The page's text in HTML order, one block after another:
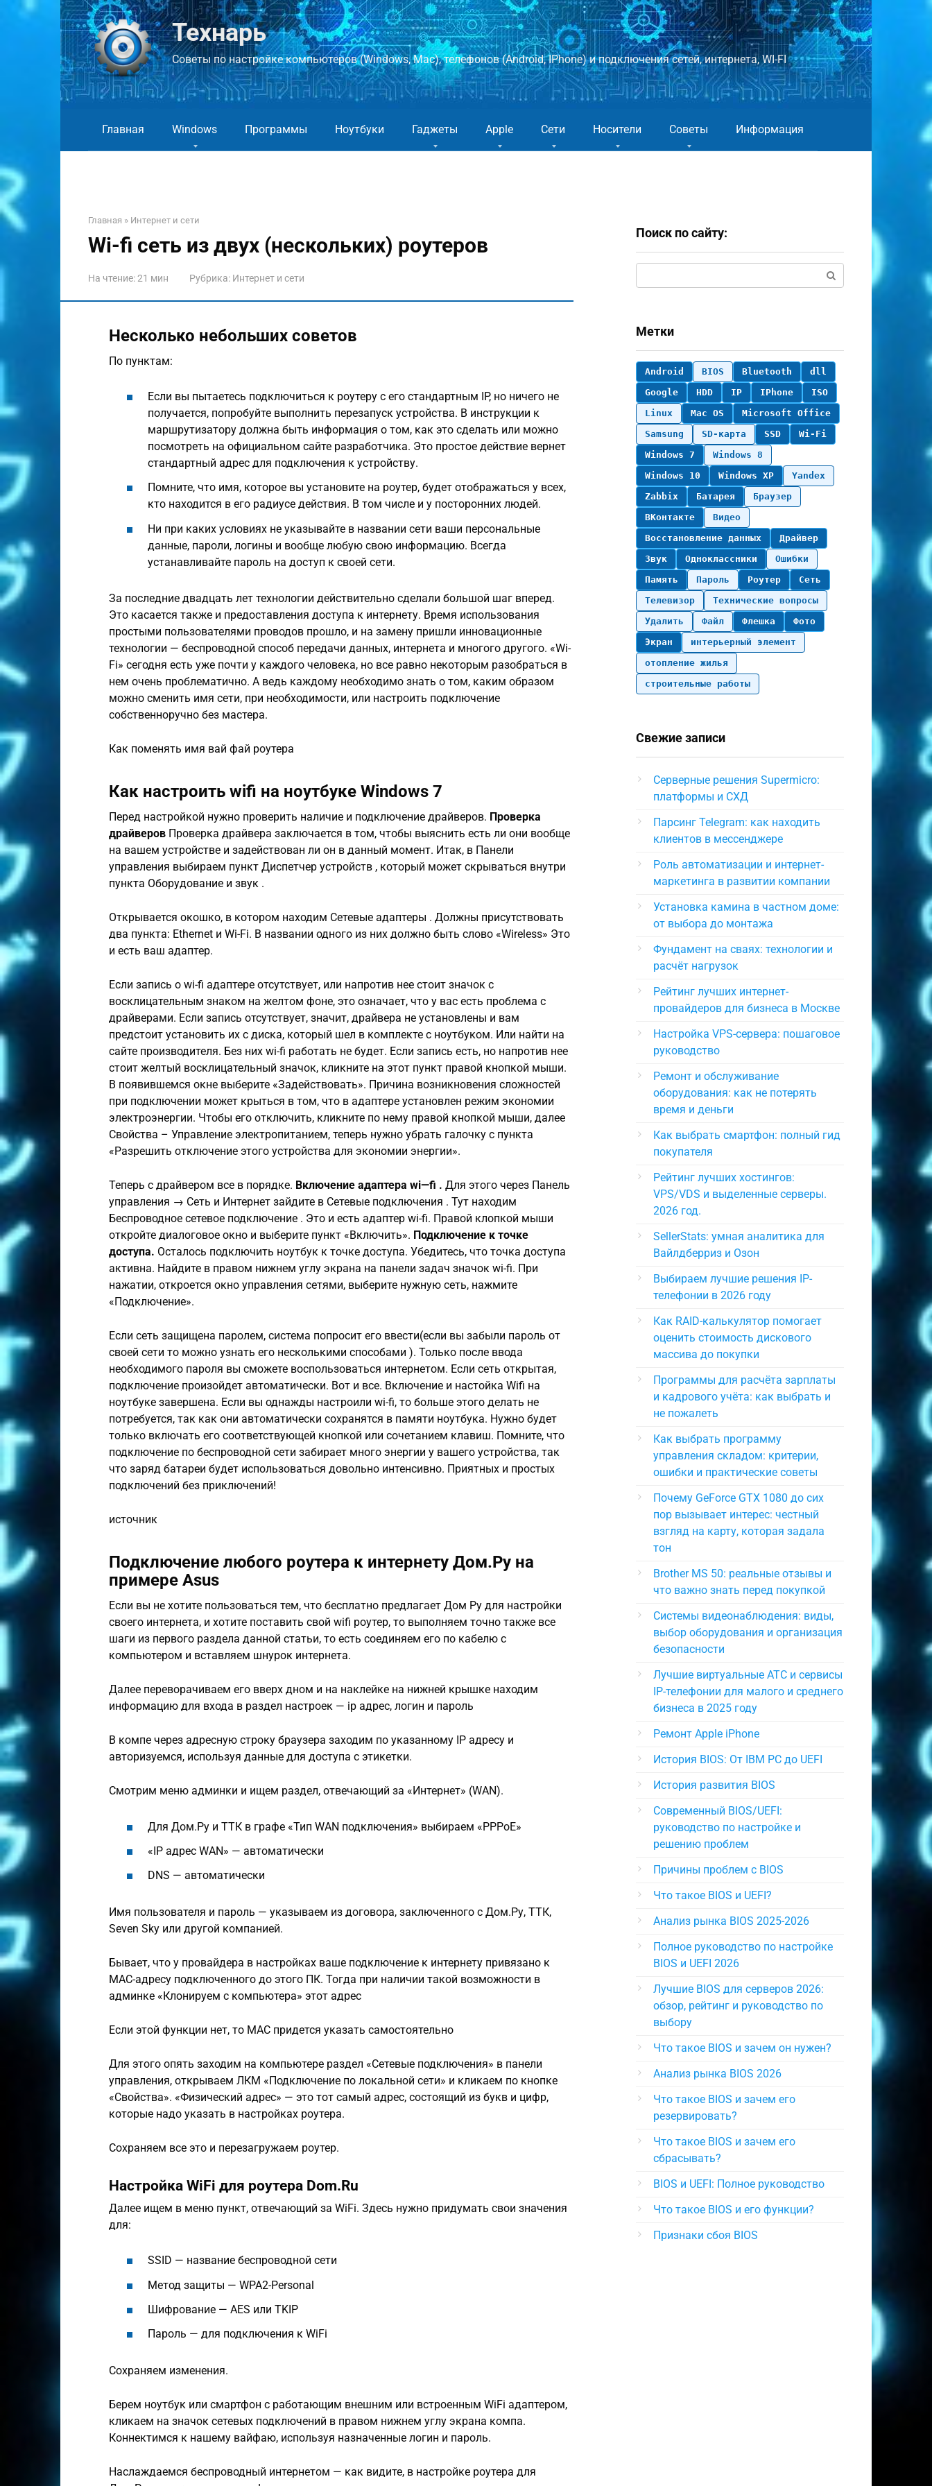
Перейти
Технарь
Советы по настройке компьютеров (Windows, Mac), телефонов (Android, IPhone) и подключения сетей, интернета, WI-FI
Главная Windows Программы Ноутбуки Гаджеты Apple Сети Носители Советы Информация
Главная » Интернет и сети
Wi-fi сеть из двух (нескольких) роутеров
На чтение:21 мин Рубрика: Интернет и сети
Несколько небольших советов
По пунктам:
Если вы пытаетесь подключиться к роутеру с его стандартным IP, но ничего не
получается, попробуйте выполнить перезапуск устройства. В инструкции к
маршрутизатору должна быть информация о том, как это сделать или можно
посмотреть на официальном сайте разработчика. Это простое действие вернет
стандартный адрес для подключения к устройству.
Помните, что имя, которое вы установите на роутер, будет отображаться у всех,
кто находится в его радиусе действия. В том числе и у посторонних людей.
Ни при каких условиях не указывайте в названии сети ваши персональные
данные, пароли, логины и вообще любую свою информацию. Всегда
устанавливайте пароль на доступ к своей сети.
За последние двадцать лет технологии действительно сделали большой шаг вперед.
Это касается также и предоставления доступа к интернету. Время использования
простыми пользователями проводов прошло, и на замену пришли инновационные
технологии — беспроводной способ передачи данных, интернета и многого другого. «Wi-
Fi» сегодня есть уже почти у каждого человека, но все равно некоторым разобраться в
нем очень проблематично. А ведь каждому необходимо знать о том, каким образом
можно сменить имя сети, при необходимости, или настроить подключение
собственноручно без мастера.
Как поменять имя вай фай роутера
Как настроить wifi на ноутбуке Windows 7
Перед настройкой нужно проверить наличие и подключение драйверов. Проверка
драйверов Проверка драйвера заключается в том, чтобы выяснить есть ли они вообще
на вашем устройстве и задействован ли он в данный момент. Итак, в Панели
управления выбираем пункт Диспетчер устройств , который может скрываться внутри
пункта Оборудование и звук .
Открывается окошко, в котором находим Сетевые адаптеры . Должны присутствовать
два пункта: Ethernet и Wi-Fi. В названии одного из них должно быть слово «Wireless» Это
и есть ваш адаптер.
Если запись о wi-fi адаптере отсутствует, или напротив нее стоит значок с
восклицательным знаком на желтом фоне, это означает, что у вас есть проблема с
драйверами. Если запись отсутствует, значит, драйвера не установлены и вам
предстоит установить их с диска, который шел в комплекте с ноутбуком. Или найти на
сайте производителя. Без них wi-fi работать не будет. Если запись есть, но напротив нее
стоит желтый восклицательный значок, кликните на этот пункт правой кнопкой мыши.
В появившемся окне выберите «Задействовать». Причина возникновения сложностей
при подключении может крыться в том, что в адаптере установлен режим экономии
электроэнергии. Чтобы его отключить, кликните по нему правой кнопкой мыши, далее
Свойства – Управление электропитанием, теперь нужно убрать галочку с пункта
«Разрешить отключение этого устройства для экономии энергии».
Теперь с драйвером все в порядке. Включение адаптера wi—fi . Для этого через Панель
управления → Сеть и Интернет зайдите в Сетевые подключения . Тут находим
Беспроводное сетевое подключение . Это и есть адаптер wi-fi. Правой клопкой мыши
откройте диалоговое окно и выберите пункт «Включить». Подключение к точке
доступа. Осталось подключить ноутбук к точке доступа. Убедитесь, что точка доступа
активна. Найдите в правом нижнем углу экрана на панели задач значок wi-fi. При
нажатии, откроется окно управления сетями, выберите нужную сеть, нажмите
«Подключение».
Если сеть защищена паролем, система попросит его ввести(если вы забыли пароль от
своей сети то можно узнать его несколькими способами ). Только после ввода
необходимого пароля вы сможете воспользоваться интернетом. Если сеть открытая,
подключение произойдет автоматически. Вот и все. Включение и настойка Wifi на
ноутбуке завершена. Если вы однажды настроили wi-fi, то больше этого делать не
потребуется, так как они автоматически сохранятся в памяти ноутбука. Нужно будет
только включать его соответствующей кнопкой или сочетанием клавиш. Помните, что
подключение по беспроводной сети забирает много энергии у вашего устройства, так
что заряд батареи будет использоваться довольно интенсивно. Приятных и простых
подключений без приключений!
источник
Подключение любого роутера к интернету Дом.Ру на
примере Asus
Если вы не хотите пользоваться тем, что бесплатно предлагает Дом Ру для настройки
своего интернета, и хотите поставить свой wifi роутер, то выполняем точно также все
шаги из первого раздела данной статьи, то есть соединяем его по кабелю с
компьютером и вставляем шнурок интернета.
Далее переворачиваем его вверх дном и на наклейке на нижней крышке находим
информацию для входа в раздел настроек — ip адрес, логин и пароль
В компе через адресную строку браузера заходим по указанному IP адресу и
авторизуемся, используя данные для доступа с этикетки.
Смотрим меню админки и ищем раздел, отвечающий за «Интернет» (WAN).
Для Дом.Ру и ТТК в графе «Тип WAN подключения» выбираем «PPPoE»
«IP адрес WAN» — автоматически
DNS — автоматически
Имя пользователя и пароль — указываем из договора, заключенного с Дом.Ру, ТТК,
Seven Sky или другой компанией.
Бывает, что у провайдера в настройках ваше подключение к интернету привязано к
MAC-адресу подключенного до этого ПК. Тогда при наличии такой возможности в
админке «Клонируем с компьютера» этот адрес
Если этой функции нет, то MAC придется указать самостоятельно
Для этого опять заходим на компьютере раздел «Сетевые подключения» в панели
управления, открываем ЛКМ «Подключение по локальной сети» и кликаем по кнопке
«Свойства». «Физический адрес» — это тот самый адрес, состоящий из букв и цифр,
которые надо указать в настройках роутера.
Сохраняем все это и перезагружаем роутер.
Настройка WiFi для роутера Dom.Ru
Далее ищем в меню пункт, отвечающий за WiFi. Здесь нужно придумать свои значения
для:
SSID — название беспроводной сети
Метод защиты — WPA2-Personal
Шифрование — AES или TKIP
Пароль — для подключения к WiFi
Сохраняем изменения.
Берем ноутбук или смартфон с работающим внешним или встроенным WiFi адаптером,
кликаем на значок сетевых подключений в правом нижнем углу экрана компа.
Коннектимся к нашему вайфаю, используя назначенные логин и пароль.
Наслаждаемся беспроводный интернетом — как видите, в настройке роутера для
Поиск по сайту:
Метки
Android BIOS Bluetooth
dll
Google
HDD IP IPhone
ISO
Linux
Mac OS
Microsoft Office
Samsung
SD-карта SSD
Wi-Fi
Windows 7
Windows 8
Windows 10
Windows XP
Yandex
Zabbix
Батарея
Браузер
ВКонтакте
Видео
Восстановление данных
Драйвер
Звук
Одноклассники
Ошибки
Память
Пароль Роутер
Сеть
Телевизор
Технические вопросы
Удалить
Файл Флешка
Фото
Экран
интерьерный элемент
отопление жилья
строительные работы
Свежие записи
Серверные решения Supermicro:
платформы и СХД
Парсинг Telegram: как находить
клиентов в мессенджере
Роль автоматизации и интернет-
маркетинга в развитии компании
Установка камина в частном доме:
от выбора до монтажа
Фундамент на сваях: технологии и
расчёт нагрузок
Рейтинг лучших интернет-
провайдеров для бизнеса в Москве
Настройка VPS-сервера: пошаговое
руководство
Ремонт и обслуживание
оборудования: как не потерять
время и деньги
Как выбрать смартфон: полный гид
покупателя
Рейтинг лучших хостингов:
VPS/VDS и выделенные серверы.
2026 год.
SellerStats: умная аналитика для
Вайлдберриз и Озон
Выбираем лучшие решения IP-
телефонии в 2026 году
Как RAID-калькулятор помогает
оценить стоимость дискового
массива до покупки
Программы для расчёта зарплаты
и кадрового учёта: как выбрать и
не пожалеть
Как выбрать программу
управления складом: критерии,
ошибки и практические советы
Почему GeForce GTX 1080 до сих
пор вызывает интерес: честный
взгляд на карту, которая задала
тон
Brother MS 50: реальные отзывы и
что важно знать перед покупкой
Системы видеонаблюдения: виды,
выбор оборудования и организация
безопасности
Лучшие виртуальные АТС и сервисы
IP-телефонии для малого и среднего
бизнеса в 2025 году
Ремонт Apple iPhone
История BIOS: От IBM PC до UEFI
История развития BIOS
Современный BIOS/UEFI:
руководство по настройке и
решению проблем
Причины проблем с BIOS
Что такое BIOS и UEFI?
Анализ рынка BIOS 2025-2026
Полное руководство по настройке
BIOS и UEFI 2026
Лучшие BIOS для серверов 2026:
обзор, рейтинг и руководство по
выбору
Что такое BIOS и зачем он нужен?
Анализ рынка BIOS 2026
Что такое BIOS и зачем его
резервировать?
Что такое BIOS и зачем его
сбрасывать?
BIOS и UEFI: Полное руководство
Что такое BIOS и его функции?
Признаки сбоя BIOS